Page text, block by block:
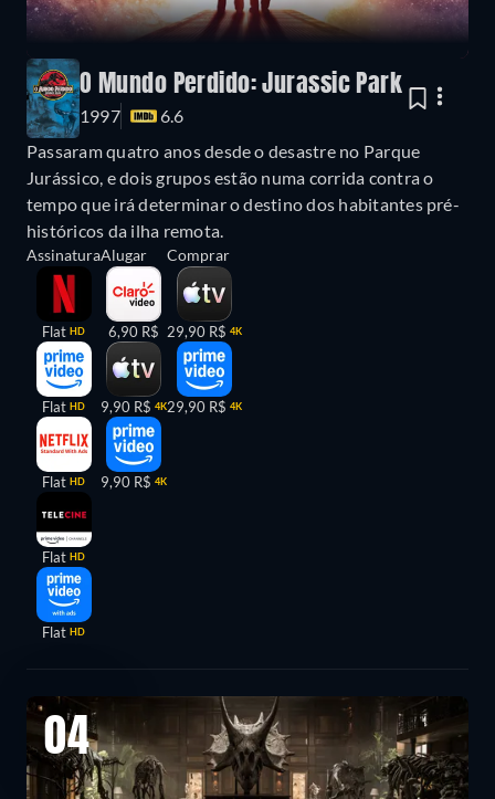
O Mundo Perdido: Jurassic Park
1997
6.6
Passaram quatro anos desde o desastre no Parque
Jurássico, e dois grupos estão numa corrida contra o
tempo que irá determinar o destino dos habitantes pré-
históricos da ilha remota.
Assinatura
Flat HD
Flat HD
Flat HD
Flat HD
Flat HD
Alugar
6,90 R$
9,90 R$ 4K
9,90 R$ 4K
Comprar
29,90 R$ 4K
29,90 R$ 4K
04